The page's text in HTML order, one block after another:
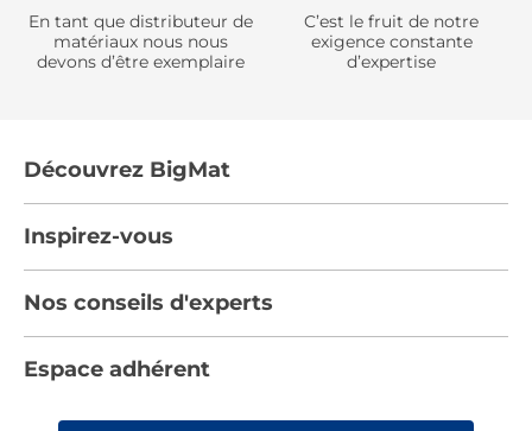
En tant que distributeur de
matériaux nous nous
devons d’être exemplaire
C’est le fruit de notre
exigence constante
d’expertise
Découvrez BigMat
Devenez adhérent
Inspirez-vous
Nos catalogues
Rencontres
Nos conseils d'experts
Espace adhérent